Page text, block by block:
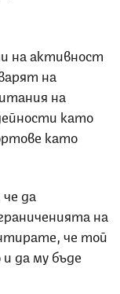
на активност
на
на
като
като
да
на
че той
да му бъде